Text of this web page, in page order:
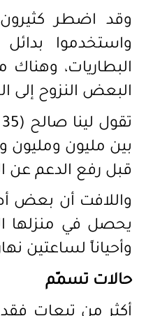
وقد اضطر كثيرون
واستخدموا
البعض النزوح إلى
قبل رفع الدعم عن
واللافت أن بعض
وأحياناً لساعتين
حالات تسمّم